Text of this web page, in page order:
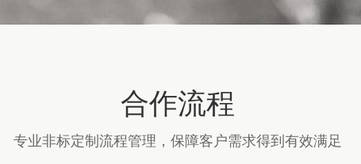
合作流程
专业非标定制流程管理，保障客户需求得到有效满足